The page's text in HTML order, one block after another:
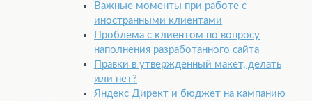
Важные моменты при работе с
иностранными клиентами
Проблема с клиентом по вопросу
наполнения разработанного сайта
Правки в утвержденный макет, делать
или нет?
Яндекс Директ и бюджет на кампанию